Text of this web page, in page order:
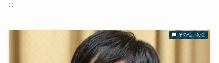
その他・女性